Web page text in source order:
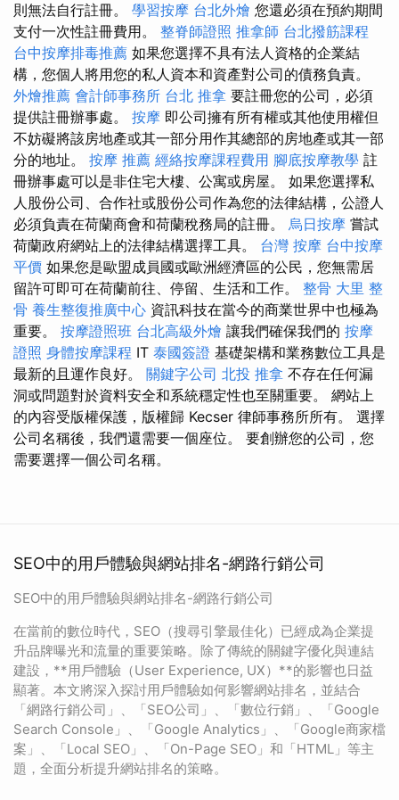
則無法自行註冊。 學習按摩 台北外燴 您還必須在預約期間
支付一次性註冊費用。 整脊師證照 推拿師 台北撥筋課程
台中按摩排毒推薦 如果您選擇不具有法人資格的企業結
構，您個人將用您的私人資本和資產對公司的債務負責。
外燴推薦 會計師事務所 台北 推拿 要註冊您的公司，必須
提供註冊辦事處。 按摩 即公司擁有所有權或其他使用權但
不妨礙將該房地產或其一部分用作其總部的房地產或其一部
分的地址。 按摩 推薦 經絡按摩課程費用 腳底按摩教學 註
冊辦事處可以是非住宅大樓、公寓或房屋。 如果您選擇私
人股份公司、合作社或股份公司作為您的法律結構，公證人
必須負責在荷蘭商會和荷蘭稅務局的註冊。 烏日按摩 嘗試
荷蘭政府網站上的法律結構選擇工具。 台灣 按摩 台中按摩
平價 如果您是歐盟成員國或歐洲經濟區的公民，您無需居
留許可即可在荷蘭前往、停留、生活和工作。 整骨 大里 整
骨 養生整復推廣中心 資訊科技在當今的商業世界中也極為
重要。 按摩證照班 台北高級外燴 讓我們確保我們的 按摩
證照 身體按摩課程 IT 泰國簽證 基礎架構和業務數位工具是
最新的且運作良好。 關鍵字公司 北投 推拿 不存在任何漏
洞或問題對於資料安全和系統穩定性也至關重要。 網站上
的內容受版權保護，版權歸 Kecser 律師事務所所有。 選擇
公司名稱後，我們還需要一個座位。 要創辦您的公司，您
需要選擇一個公司名稱。
SEO中的用戶體驗與網站排名-網路行銷公司
SEO中的用戶體驗與網站排名-網路行銷公司
在當前的數位時代，SEO（搜尋引擎最佳化）已經成為企業提
升品牌曝光和流量的重要策略。除了傳統的關鍵字優化與連結
建設，**用戶體驗（User Experience, UX）**的影響也日益
顯著。本文將深入探討用戶體驗如何影響網站排名，並結合
「網路行銷公司」、「SEO公司」、「數位行銷」、「Google
Search Console」、「Google Analytics」、「Google商家檔
案」、「Local SEO」、「On-Page SEO」和「HTML」等主
題，全面分析提升網站排名的策略。